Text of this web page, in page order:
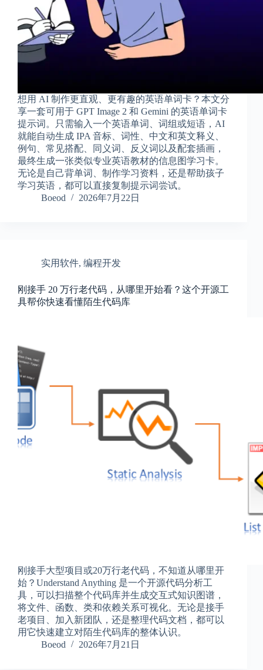
想用 AI 制作更直观、更有趣的英语单词卡？本文分
享一套可用于 GPT Image 2 和 Gemini 的英语单词卡
提示词。只需输入一个英语单词、词组或短语，AI
就能自动生成 IPA 音标、词性、中文和英文释义、
例句、常见搭配、同义词、反义词以及配套插画，
最终生成一张类似专业英语教材的信息图学习卡。
无论是自己背单词、制作学习资料，还是帮助孩子
学习英语，都可以直接复制提示词尝试。
Boeod
2026年7月22日
实用软件, 编程开发
刚接手 20 万行老代码，从哪里开始看？这个开源工
具帮你快速看懂陌生代码库
刚接手大型项目或20万行老代码，不知道从哪里开
始？Understand Anything 是一个开源代码分析工
具，可以扫描整个代码库并生成交互式知识图谱，
将文件、函数、类和依赖关系可视化。无论是接手
老项目、加入新团队，还是整理代码文档，都可以
用它快速建立对陌生代码库的整体认识。
Boeod
2026年7月21日